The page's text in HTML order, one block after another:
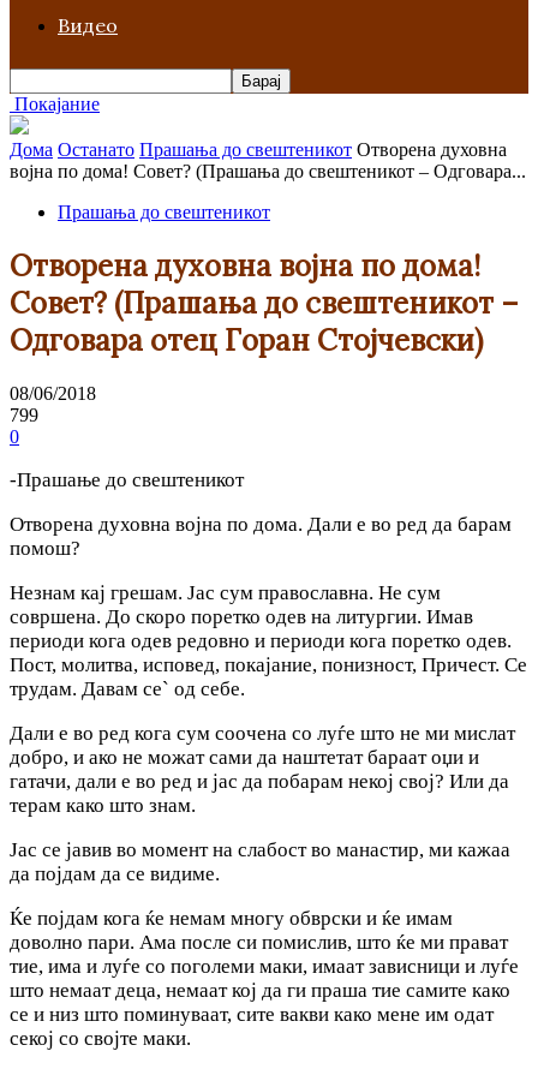
Видео
Покајание
Дома Останато Прашања до свештеникот Отворена духовна
војна по дома! Совет? (Прашања до свештеникот – Одговара...
Прашања до свештеникот
Отворена духовна војна по дома!
Совет? (Прашања до свештеникот –
Одговара отец Горан Стојчевски)
08/06/2018
799
0
-Прашање до свештеникот
Отворена духовна војна по дома. Дали е во ред да барам
помош?
Незнам кај грешам. Јас сум православна. Не сум
совршена. До скоро поретко одев на литургии. Имав
периоди кога одев редовно и периоди кога поретко одев.
Пост, молитва, исповед, покајание, понизност, Причест. Се
трудам. Давам се` од себе.
Дали е во ред кога сум соочена со луѓе што не ми мислат
добро, и ако не можат сами да наштетат бараат оџи и
гатачи, дали е во ред и јас да побарам некој свој? Или да
терам како што знам.
Јас се јавив во момент на слабост во манастир, ми кажаа
да појдам да се видиме.
Ќе појдам кога ќе немам многу обврски и ќе имам
доволно пари. Ама после си помислив, што ќе ми прават
тие, има и луѓе со поголеми маки, имаат зависници и луѓе
што немаат деца, немаат кој да ги праша тие самите како
се и низ што поминуваат, сите вакви како мене им одат
секој со својте маки.